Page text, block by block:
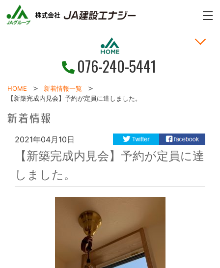
076-240-5441
土地・戸建情報
家づくりの考え方
お客様の声
お問い合わせ
HOME
新着情報一覧
【新築完成内見会】予約が定員に達しました。
2021年04月10日
【新築完成内見会】予約が定員に達
しました。